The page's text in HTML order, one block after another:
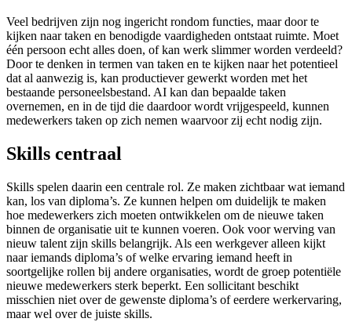
Veel bedrijven zijn nog ingericht rondom functies, maar door te
kijken naar taken en benodigde vaardigheden ontstaat ruimte. Moet
één persoon echt alles doen, of kan werk slimmer worden verdeeld?
Door te denken in termen van taken en te kijken naar het potentieel
dat al aanwezig is, kan productiever gewerkt worden met het
bestaande personeelsbestand. AI kan dan bepaalde taken
overnemen, en in de tijd die daardoor wordt vrijgespeeld, kunnen
medewerkers taken op zich nemen waarvoor zij echt nodig zijn.
Skills centraal
Skills spelen daarin een centrale rol. Ze maken zichtbaar wat iemand
kan, los van diploma’s. Ze kunnen helpen om duidelijk te maken
hoe medewerkers zich moeten ontwikkelen om de nieuwe taken
binnen de organisatie uit te kunnen voeren. Ook voor werving van
nieuw talent zijn skills belangrijk. Als een werkgever alleen kijkt
naar iemands diploma’s of welke ervaring iemand heeft in
soortgelijke rollen bij andere organisaties, wordt de groep potentiële
nieuwe medewerkers sterk beperkt. Een sollicitant beschikt
misschien niet over de gewenste diploma’s of eerdere werkervaring,
maar wel over de juiste skills.